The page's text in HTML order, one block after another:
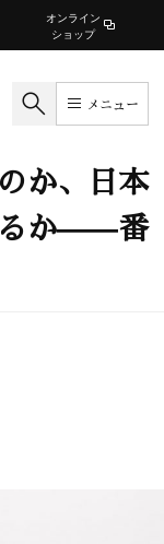
オンライン
ショップ
メニュー
か、日本
るか——番